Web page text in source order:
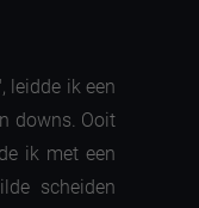
leidde ik een
downs. Ooit
ik met een
scheiden